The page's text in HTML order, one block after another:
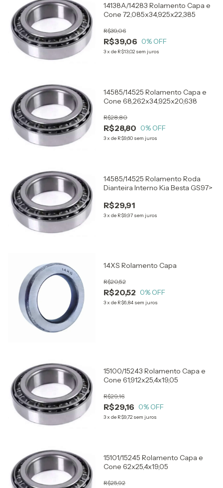
14138A/14283 Rolamento Capa e
Cone 72,085x34,925x22,385
R$39,06
R$39,06
0% OFF
3x de R$13,02 sem juros
14585/14525 Rolamento Capa e
Cone 68,262x34,925x20,638
R$28,80
R$28,80
0% OFF
3x de R$9,60 sem juros
14585/14525 Rolamento Roda
Dianteira Interno Kia Besta GS97>
R$29,91
3x de R$9,97 sem juros
14XS Rolamento Capa
R$20,52
R$20,52
0% OFF
3x de R$6,84 sem juros
15100/15243 Rolamento Capa e
Cone 61,912x25,4x19,05
R$29,16
R$29,16
0% OFF
3x de R$9,72 sem juros
15101/15245 Rolamento Capa e
Cone 62x25,4x19,05
R$25,92